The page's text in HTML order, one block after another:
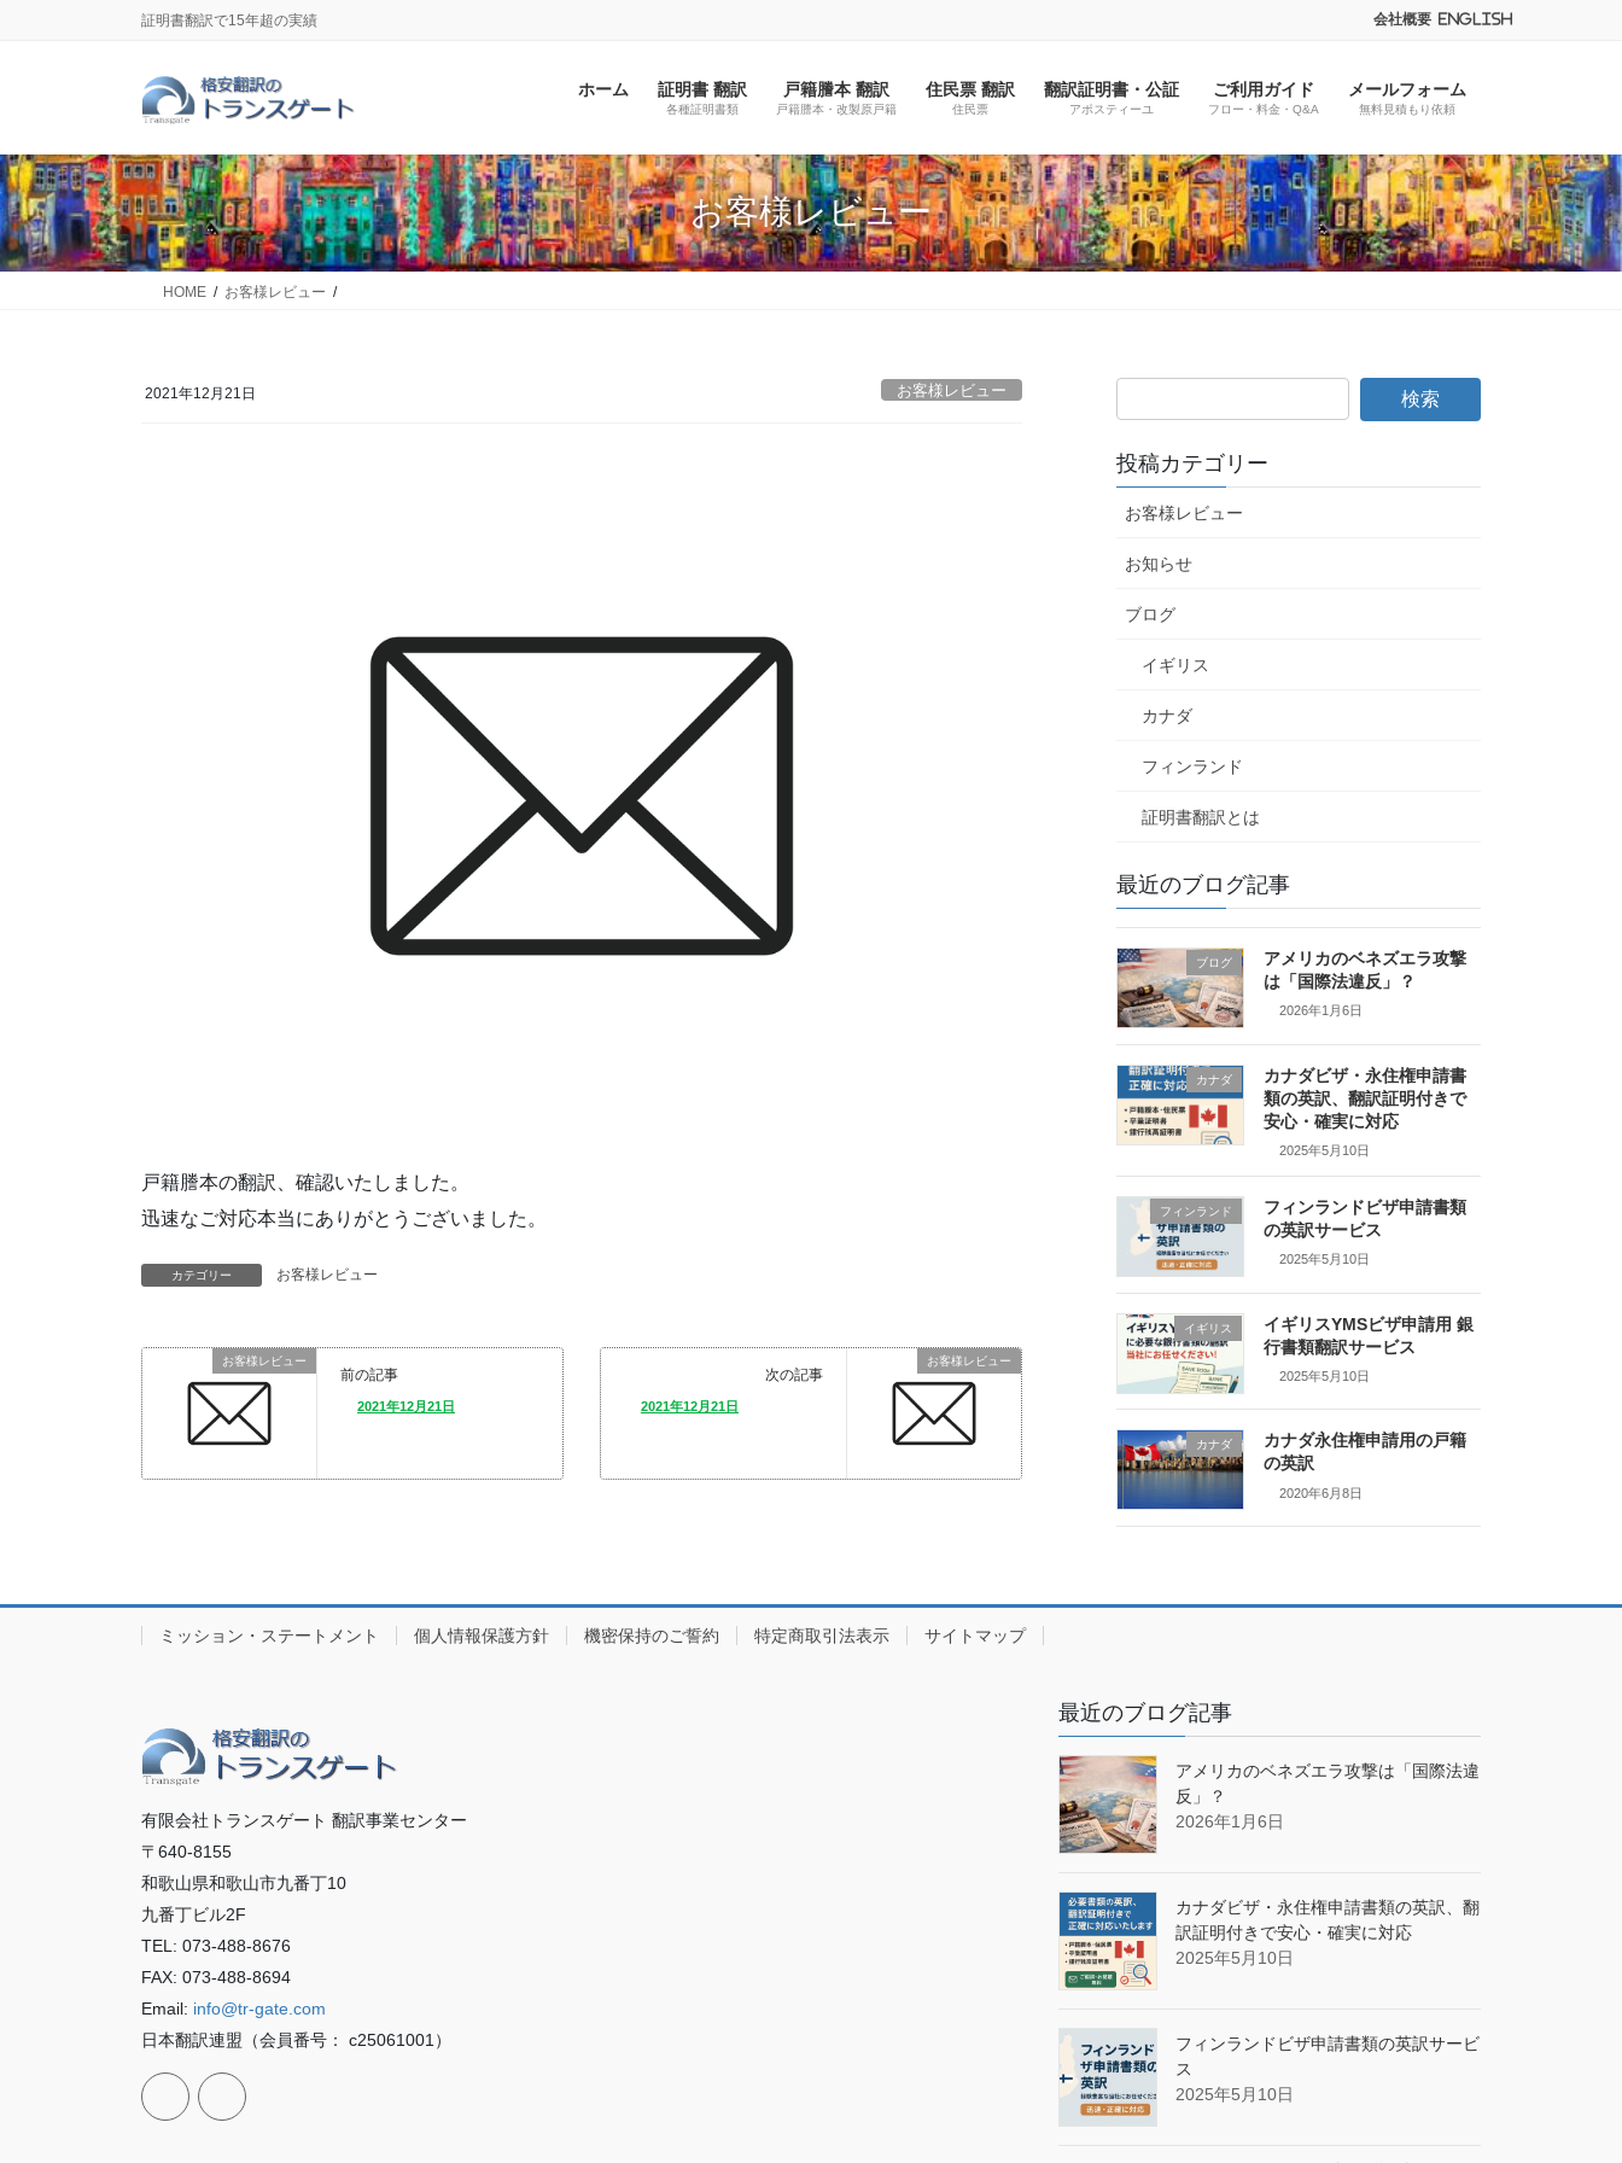
に
移
動
ョ
ン
に
移
動
証明書翻訳で15年超の実績 会社概要 English
ホーム 証明書 翻訳
各種証明書類
戸籍謄本 翻訳
戸籍謄本・改製原戸籍
住民票 翻訳
住民票
翻訳証明書・公証
アポスティーユ
ご利用ガイド
フロー・料金・Q&A
メールフォーム
無料見積もり依頼
お客様レビュー
HOME お客様レビュー
2021年12月21日 お客様レビュー
戸籍謄本の翻訳、確認いたしました。
迅速なご対応本当にありがとうございました。
カテゴリー お客様レビュー
お客様レビュー
前の記事
2021年12月21日
お客様レビュー
次の記事
2021年12月21日
投稿カテゴリー
お客様レビュー
お知らせ
ブログ
イギリス
カナダ
フィンランド
証明書翻訳とは
最近のブログ記事
ブログ
アメリカのベネズエラ攻撃
は「国際法違反」？
2026年1月6日
カナダ
カナダビザ・永住権申請書
類の英訳、翻訳証明付きで
安心・確実に対応
2025年5月10日
フィンランド
フィンランドビザ申請書類
の英訳サービス
2025年5月10日
イギリス
イギリスYMSビザ申請用 銀
行書類翻訳サービス
2025年5月10日
カナダ
カナダ永住権申請用の戸籍
の英訳
2020年6月8日
ミッション・ステートメント 個人情報保護方針 機密保持のご誓約 特定商取引法表示 サイトマップ
有限会社トランスゲート 翻訳事業センター
〒640-8155
和歌山県和歌山市九番丁10
九番丁ビル2F
TEL: 073-488-8676
FAX: 073-488-8694
Email: info@tr-gate.com
日本翻訳連盟（会員番号： c25061001）
最近のブログ記事
アメリカのベネズエラ攻撃は「国際法違
反」？
2026年1月6日
カナダビザ・永住権申請書類の英訳、翻
訳証明付きで安心・確実に対応
2025年5月10日
フィンランドビザ申請書類の英訳サービ
ス
2025年5月10日